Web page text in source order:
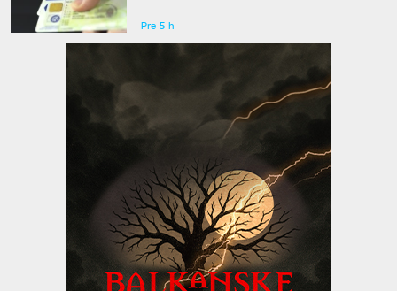
Pre 5 h